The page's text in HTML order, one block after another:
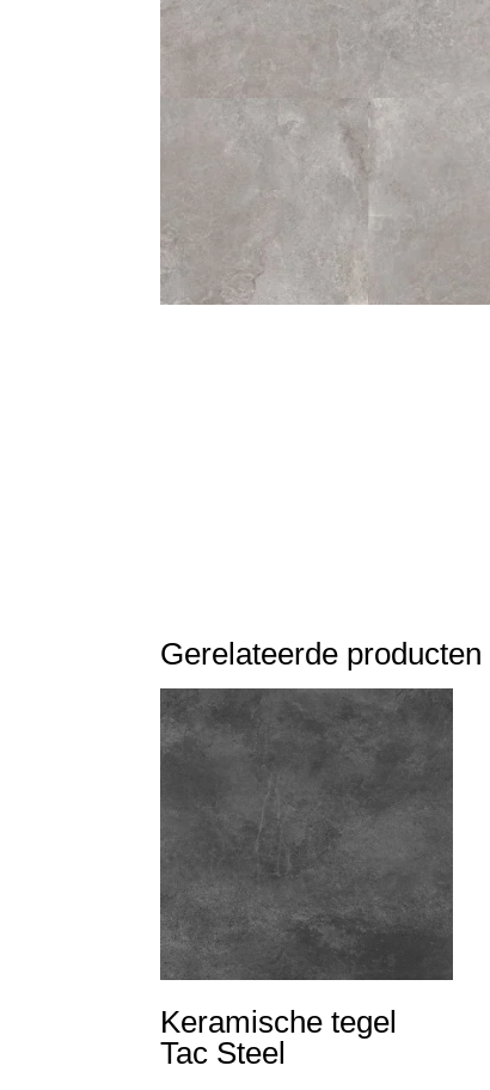
Gerelateerde producten
Keramische tegel
Tac Steel